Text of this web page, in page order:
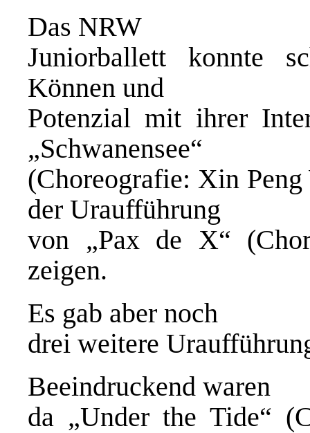
Das NRW
Juniorballett konnte
Können und
Potenzial mit ihrer
„Schwanensee“
(Choreografie: Xin Peng
der Uraufführung
von „Pax de X“
zeigen.
Es gab aber noch
drei weitere
Beeindruckend waren
da „Under the Tide“